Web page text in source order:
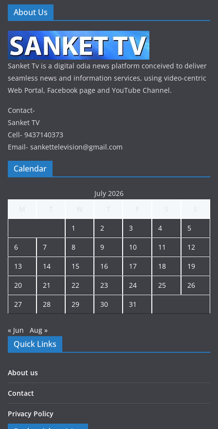
About Us
Sanket Tv is a digital odia news platform conceived to deliver
seamless news and information services, using video-centric
Web Portal, Facebook page and YouTube Channel.
Contact-
Sanket TV
Cell- 9437140373
Email- sankettelevision@gmail.com
Calendar
July 2026
1 2 3 4 5
6 7 8 9 10 11 12
13 14 15 16 17 18 19
20 21 22 23 24 25 26
27 28 29 30 31
« Jun Aug »
Quick Links
About us
Contact
Privacy Policy